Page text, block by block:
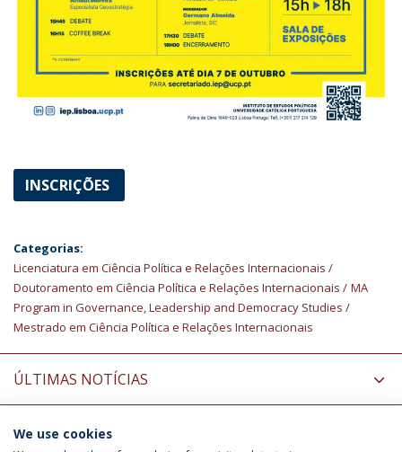
INSCRIÇÕES
Categorias:
Licenciatura em Ciência Política e Relações Internacionais
Doutoramento em Ciência Política e Relações Internacionais
MA
Program in Governance, Leadership and Democracy Studies
Mestrado em Ciência Política e Relações Internacionais
ÚLTIMAS NOTÍCIAS
We use cookies